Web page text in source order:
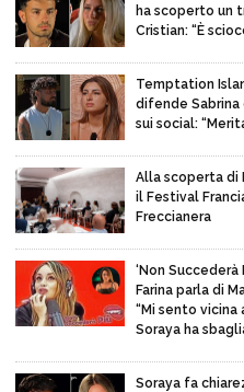
ha scoperto un
Cristian: “È
Temptation
difende
sui social:
Alla scoperta di
il Festival
Freccianera
‘Non Succederà
Farina parla di
“Mi sento vicina
Soraya ha
Soraya fa